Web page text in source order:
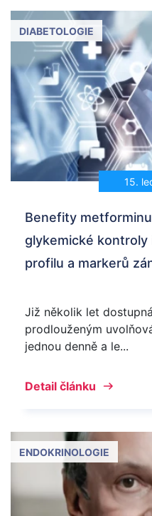
15.
DIABETOLOGIE
Benefity
glykemické kontroly
profilu a markerů
Již několik let
prodlouženým
jednou denně a le...
Detail článku
ENDOKRINOLOGIE